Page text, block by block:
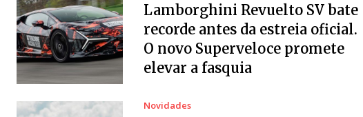
Lamborghini Revuelto SV bate
recorde antes da estreia oficial.
O novo Superveloce promete
elevar a fasquia
Novidades